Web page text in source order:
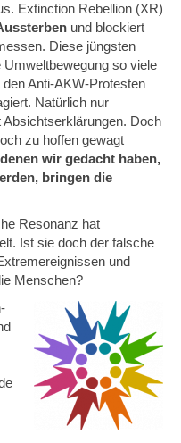
Extinction Rebellion (XR)
und blockiert
Diese jüngsten
Umweltbewegung so viele
Anti-AKW-Protesten
Natürlich nur
Doch
zu hoffen gewagt
wir gedacht haben,
bringen die
Resonanz hat
Ist sie doch der falsche
und
Menschen?